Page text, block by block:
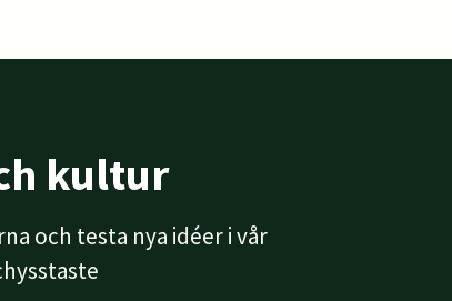
kultur
och testa nya idéer i vår